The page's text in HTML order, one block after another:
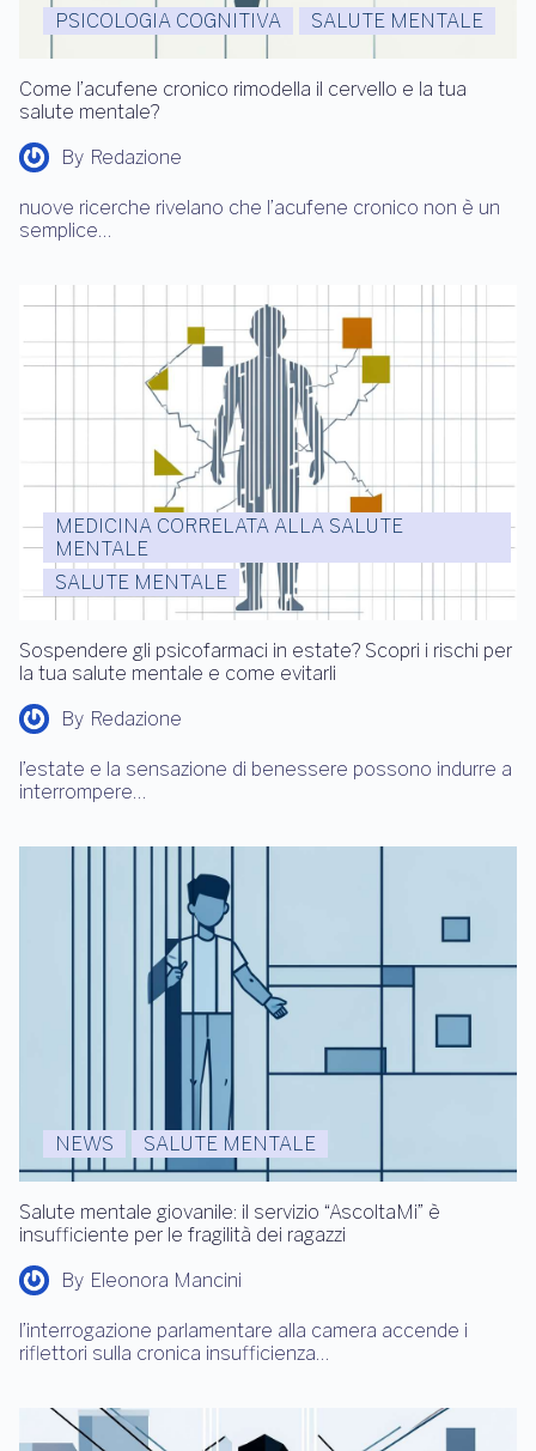
PSICOLOGIA COGNITIVA SALUTE MENTALE
Come l’acufene cronico rimodella il cervello e la tua
salute mentale?
By Redazione
nuove ricerche rivelano che l’acufene cronico non è un
semplice…
MEDICINA CORRELATA ALLA SALUTE
MENTALE
SALUTE MENTALE
Sospendere gli psicofarmaci in estate? Scopri i rischi per
la tua salute mentale e come evitarli
By Redazione
l’estate e la sensazione di benessere possono indurre a
interrompere…
NEWS SALUTE MENTALE
Salute mentale giovanile: il servizio “AscoltaMi” è
insufficiente per le fragilità dei ragazzi
By Eleonora Mancini
l’interrogazione parlamentare alla camera accende i
riflettori sulla cronica insufficienza…